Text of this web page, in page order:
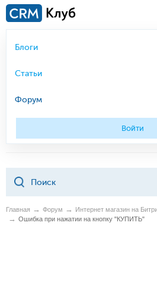
Блоги
Статьи
Форум
Войти
Главная Форум
Интернет магазин на
Ошибка при нажатии на кнопку "КУПИТЬ"